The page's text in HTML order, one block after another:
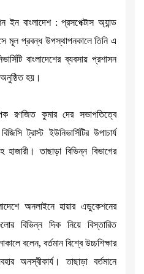
বাংলাদেশ : প্রসপেক্টাস অ্যান্ড
মূল প্রবন্ধ উপস্থাপনকালে তিনি এ
বাংলাদেশের ব্যবসায় প্রশাসন
হয়।
রণজিত কুমার দের সভাপতিত্বে
ট্রাস্ট ইউনিভার্সিটির উপাচার্য
তাছাড়া বিভিন্ন বিভাগের
অনলাইনে হায়ার এডুকেশনের
বিভিন্ন দিক নিয়ে বিস্তারিত
বলেন, বর্তমান বিশ্বে উচ্চশিক্ষার
অনস্বীকার্য। তাছাড়া বর্তমানে